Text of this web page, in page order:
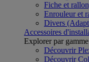
Fiche et
Enrouleur et
Divers
Accessoires
Explorer par gamme
Découvrir
Découvrir